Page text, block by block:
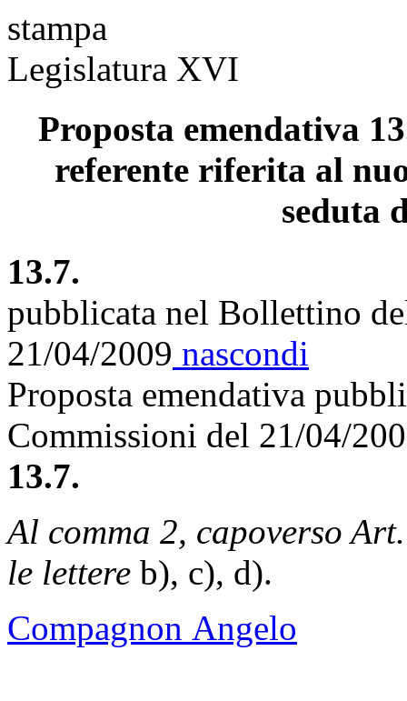
stampa
Legislatura XVI
Proposta emendativa
referente riferita al
seduta
13.7.
pubblicata nel Bollettino
21/04/2009 nascondi
Proposta emendativa
Commissioni del 21/04/
13.7.
Al comma 2, capoverso
le lettere b), c), d).
Compagnon Angelo